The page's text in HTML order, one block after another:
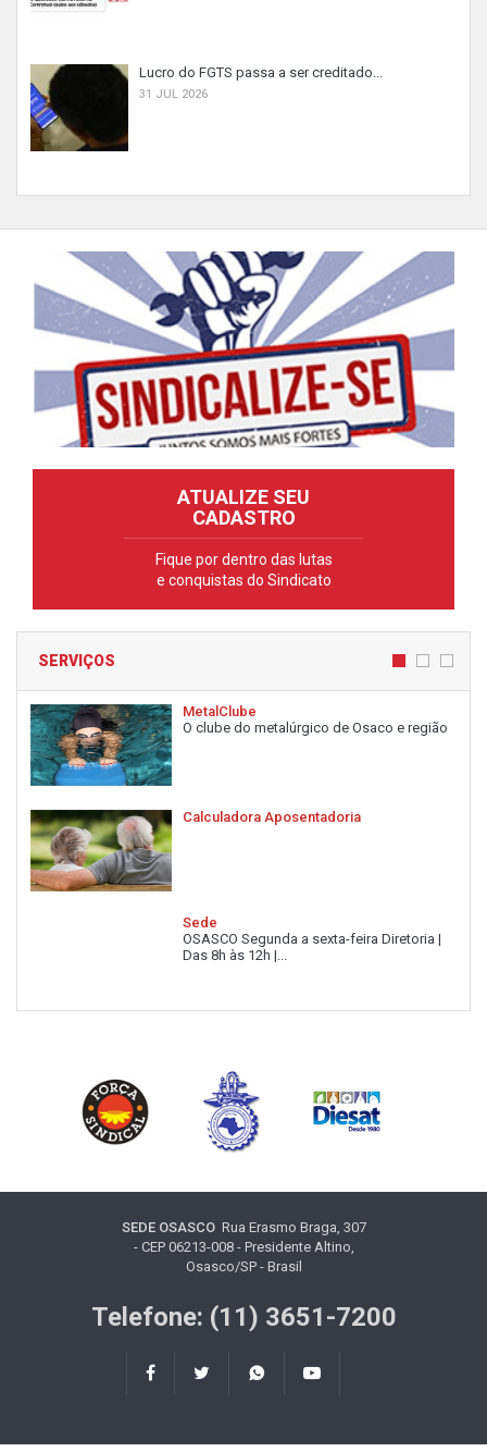
Lucro do FGTS passa a ser creditado...
31 JUL 2026
ATUALIZE SEU
CADASTRO
Fique por dentro das lutas
e conquistas do Sindicato
SERVIÇOS
MetalClube
O clube do metalúrgico de Osaco e região
Calculadora Aposentadoria
Sede
OSASCO Segunda a sexta-feira Diretoria |
Das 8h às 12h |...
SEDE OSASCORua Erasmo Braga, 307
- CEP 06213-008 - Presidente Altino,
Osasco/SP - Brasil
Telefone: (11) 3651-7200